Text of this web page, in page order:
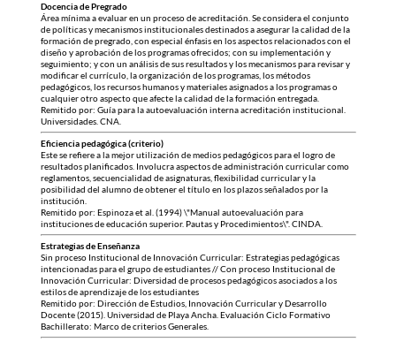
Docencia de Pregrado
Área mínima a evaluar en un proceso de acreditación. Se considera el conjunto
de políticas y mecanismos institucionales destinados a asegurar la calidad de la
formación de pregrado, con especial énfasis en los aspectos relacionados con el
diseño y aprobación de los programas ofrecidos; con su implementación y
seguimiento; y con un análisis de sus resultados y los mecanismos para revisar y
modificar el currículo, la organización de los programas, los métodos
pedagógicos, los recursos humanos y materiales asignados a los programas o
cualquier otro aspecto que afecte la calidad de la formación entregada.
Remitido por: Guía para la autoevaluación interna acreditación institucional.
Universidades. CNA.
Eficiencia pedagógica (criterio)
Este se refiere a la mejor utilización de medios pedagógicos para el logro de
resultados planificados. Involucra aspectos de administración curricular como
reglamentos, secuencialidad de asignaturas, flexibilidad curricular y la
posibilidad del alumno de obtener el título en los plazos señalados por la
institución.
Remitido por: Espinoza et al. (1994) \"Manual autoevaluación para
instituciones de educación superior. Pautas y Procedimientos\". CINDA.
Estrategias de Enseñanza
Sin proceso Institucional de Innovación Curricular: Estrategias pedagógicas
intencionadas para el grupo de estudiantes // Con proceso Institucional de
Innovación Curricular: Diversidad de procesos pedagógicos asociados a los
estilos de aprendizaje de los estudiantes
Remitido por: Dirección de Estudios, Innovación Curricular y Desarrollo
Docente (2015). Universidad de Playa Ancha. Evaluación Ciclo Formativo
Bachillerato: Marco de criterios Generales.